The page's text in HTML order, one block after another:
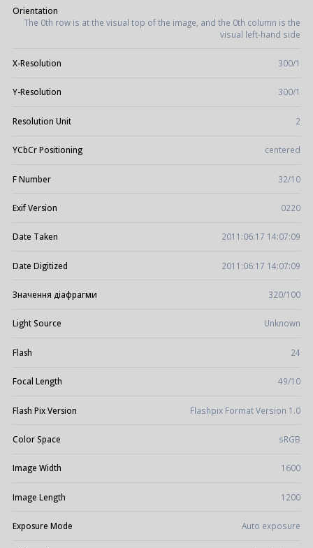
Orientation
The 0th row is at the visual top of the image, and the 0th column is the
visual left-hand side
X-Resolution 300/1
Y-Resolution 300/1
Resolution Unit 2
YCbCr Positioning centered
F Number 32/10
Exif Version 0220
Date Taken 2011:06:17 14:07:09
Date Digitized 2011:06:17 14:07:09
Значення діафрагми 320/100
Light Source Unknown
Flash 24
Focal Length 49/10
Flash Pix Version Flashpix Format Version 1.0
Color Space sRGB
Image Width 1600
Image Length 1200
Exposure Mode Auto exposure